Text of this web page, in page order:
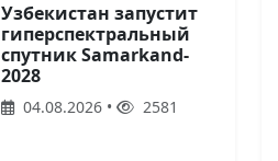
Узбекистан запустит
гиперспектральный
спутник Samarkand-
2028
04.08.2026 • 2581